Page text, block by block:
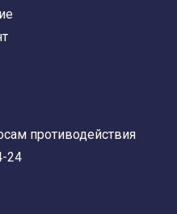
противодействия
24